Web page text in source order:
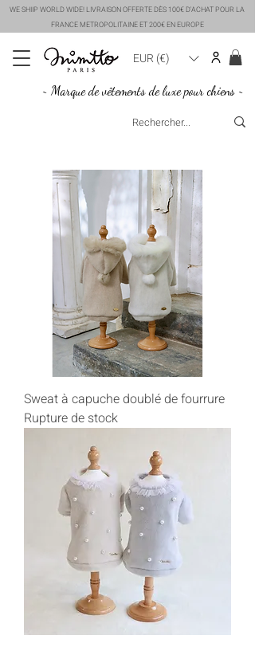
WE SHIIP WORLD WIDE! LIVRAISON OFFERTE DÈS 100€ D'ACHAT POUR LA
FRANCE METROPOLITAINE ET 200€ EN EUROPE
EUR (€)
~ Marque de vêtements de luxe pour chiens ~
Sweat à capuche doublé de fourrure
Rupture de stock